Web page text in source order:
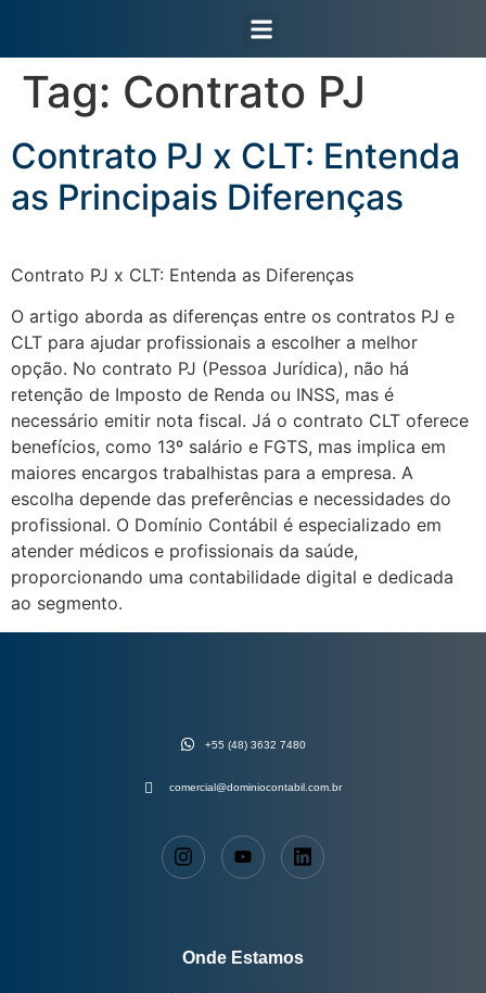
Tag: Contrato PJ
Contrato PJ x CLT: Entenda
as Principais Diferenças
Contrato PJ x CLT: Entenda as Diferenças
O artigo aborda as diferenças entre os contratos PJ e
CLT para ajudar profissionais a escolher a melhor
opção. No contrato PJ (Pessoa Jurídica), não há
retenção de Imposto de Renda ou INSS, mas é
necessário emitir nota fiscal. Já o contrato CLT oferece
benefícios, como 13º salário e FGTS, mas implica em
maiores encargos trabalhistas para a empresa. A
escolha depende das preferências e necessidades do
profissional. O Domínio Contábil é especializado em
atender médicos e profissionais da saúde,
proporcionando uma contabilidade digital e dedicada
ao segmento.
+55 (48) 3632 7480
comercial@dominiocontabil.com.br
Onde Estamos